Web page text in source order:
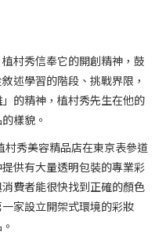
村秀信奉它的開創精神，鼓
述學習的階段、挑戰界限，
的精神，植村秀先生在他的
樣貌。
秀美容精品店在東京表參道
供有大量透明包裝的專業彩
費者能很快找到正確的顏色
家設立開架式環境的彩妝